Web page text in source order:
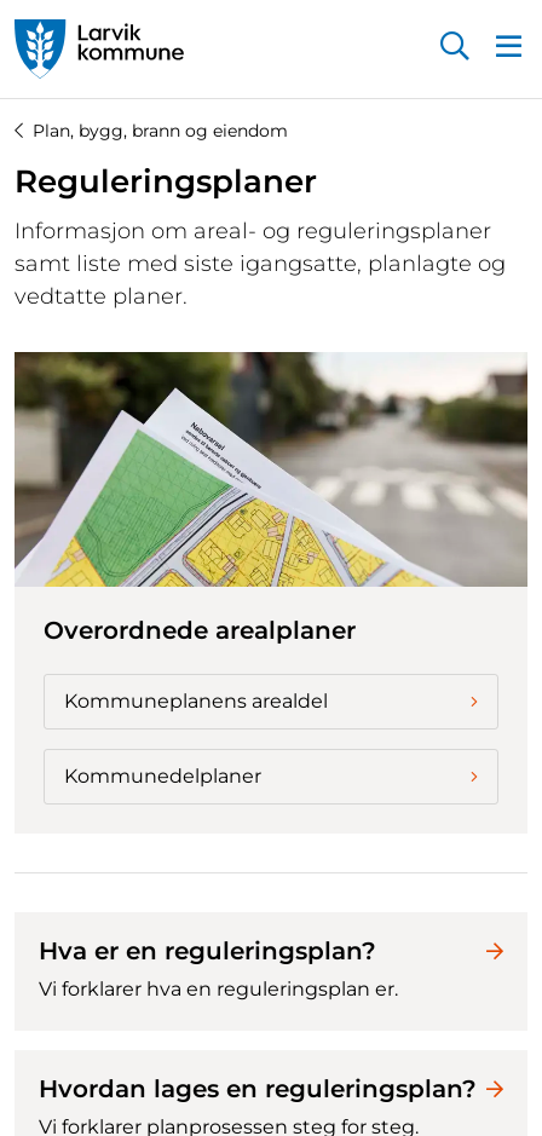
Plan, bygg, brann og eiendom
Reguleringsplaner
Informasjon om areal- og reguleringsplaner
samt liste med siste igangsatte, planlagte og
vedtatte planer.
Overordnede arealplaner
Kommuneplanens arealdel
Kommunedelplaner
Hva er en reguleringsplan?
Vi forklarer hva en reguleringsplan er.
Hvordan lages en reguleringsplan?
Vi forklarer planprosessen steg for steg.